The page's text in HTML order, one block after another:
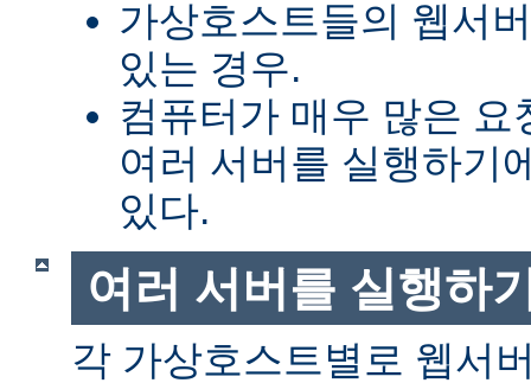
가상호스트들의 웹서
있는 경우.
컴퓨터가 매우 많은
여러 서버를 실행하기
있다.
여러 서버를 실행하
각 가상호스트별로 웹서